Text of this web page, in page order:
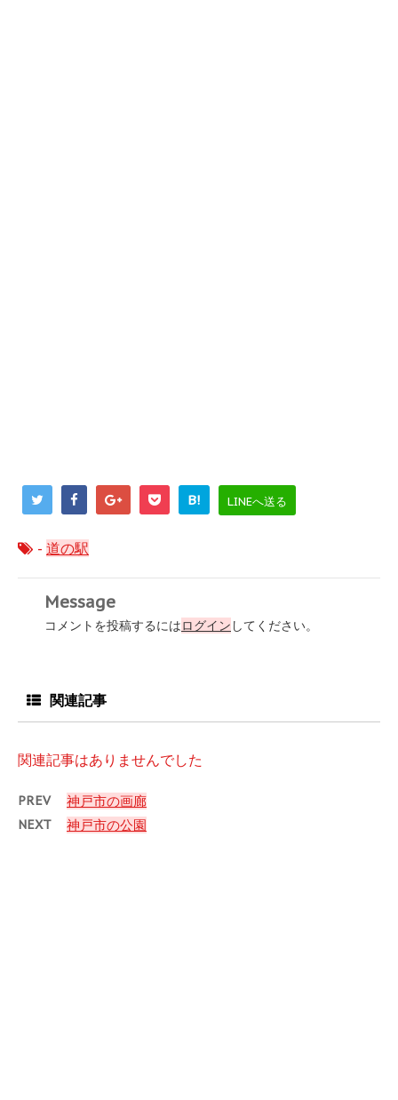
B! LINEへ送る
- 道の駅
Message
コメントを投稿するにはログイン してください。
関連記事
関連記事はありませんでした
PREV 神戸市の画廊
NEXT 神戸市の公園